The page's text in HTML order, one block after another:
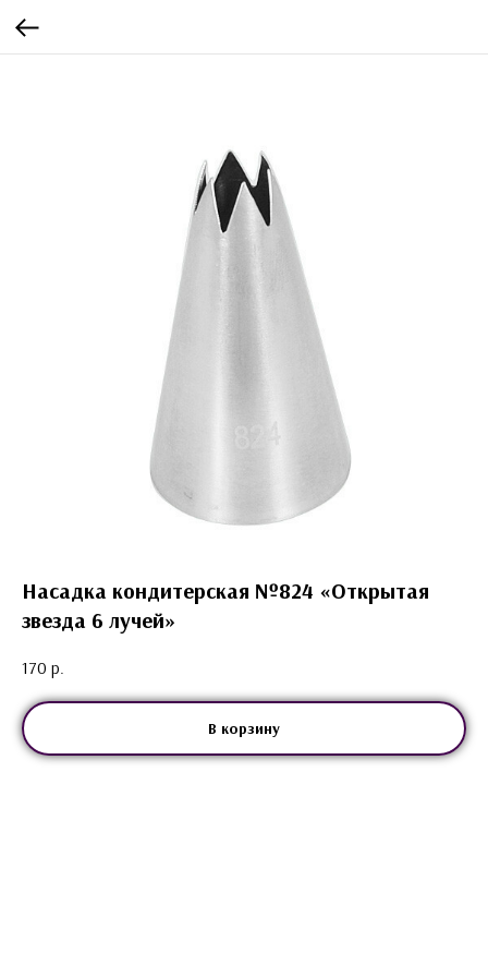
Насадка кондитерская №824 «Открытая
звезда 6 лучей»
170 р.
В корзину